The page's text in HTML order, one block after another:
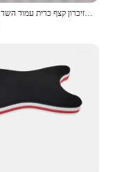
חשמלי לעיסוי צוואר הרחם כרית חמה לדחוס רטט עיסוי צוואר מתיחה להירגע שינה זיכרון קצף כרית עמוד השדרה תמיכה